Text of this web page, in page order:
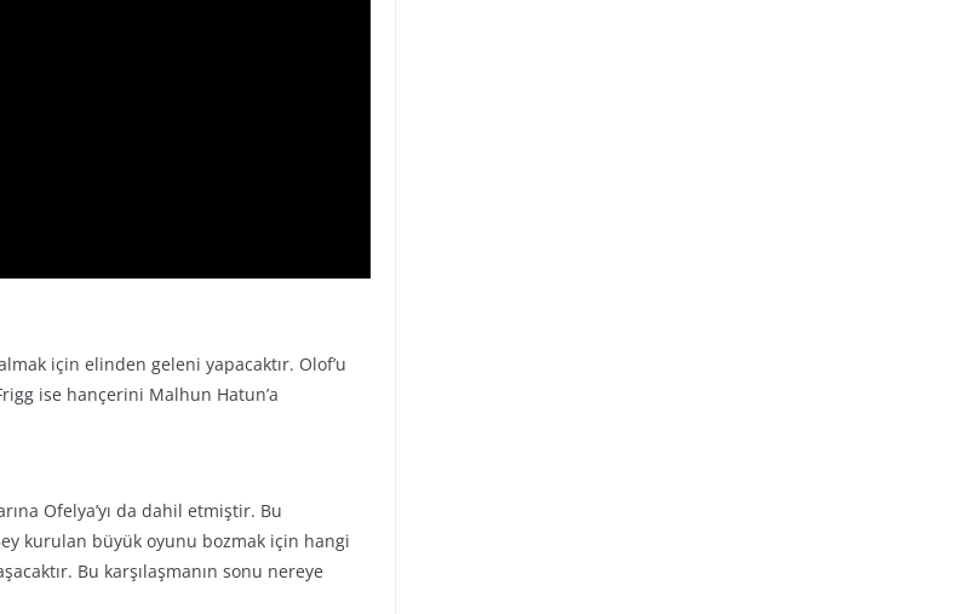
için elinden geleni yapacaktır. Olof’u
ise hançerini Malhun Hatun’a
Ofelya’yı da dahil etmiştir. Bu
kurulan büyük oyunu bozmak için hangi
Bu karşılaşmanın sonu nereye